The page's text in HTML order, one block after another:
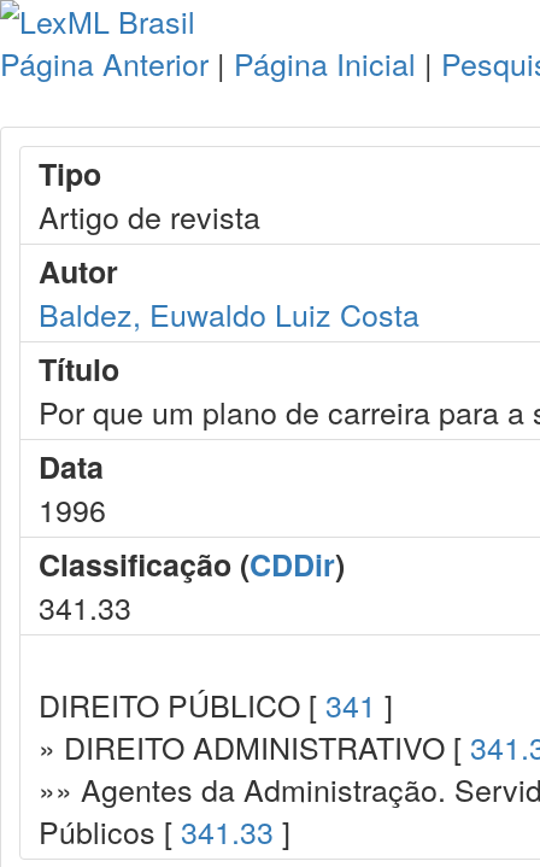
Página Anterior | Página Inicial |
Tipo
Artigo de revista
Autor
Baldez, Euwaldo Luiz Costa
Título
Por que um plano de carreira para
Data
1996
Classificação (CDDir)
341.33
DIREITO PÚBLICO [ 341 ]
» DIREITO ADMINISTRATIVO [
»» Agentes da Administração.
Públicos [ 341.33 ]